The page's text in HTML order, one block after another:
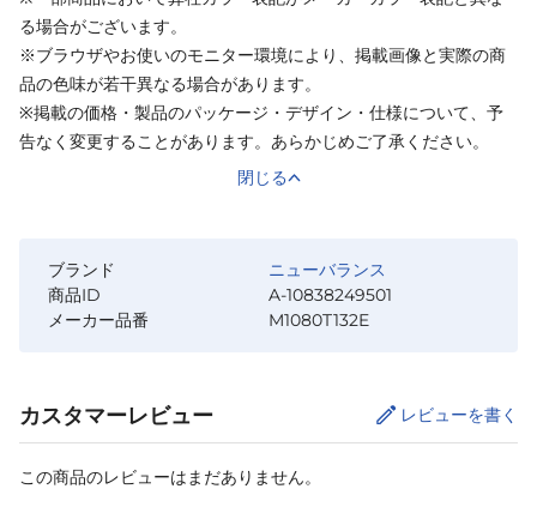
る場合がございます。
※ブラウザやお使いのモニター環境により、掲載画像と実際の商
品の色味が若干異なる場合があります。
※掲載の価格・製品のパッケージ・デザイン・仕様について、予
告なく変更することがあります。あらかじめご了承ください。
閉じる
ブランド
ニューバランス
商品ID
A-10838249501
メーカー品番
M1080T132E
カスタマーレビュー レビューを書く
この商品のレビューはまだありません。